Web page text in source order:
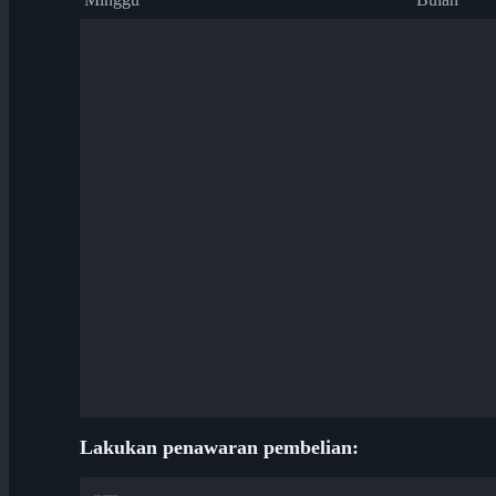
Lakukan penawaran pembelian: